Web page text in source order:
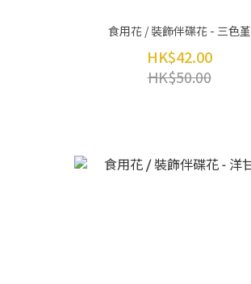
食用花 / 裝飾伴碟花 - 三色堇
HK$42.00
HK$50.00